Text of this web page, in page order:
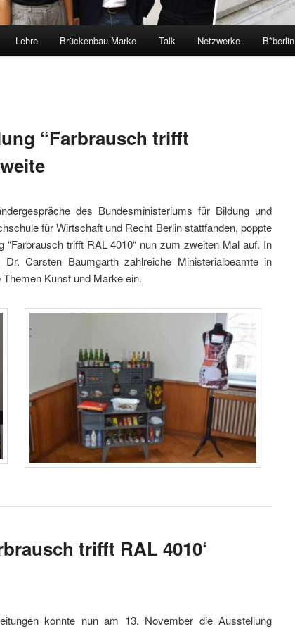
Lehre Brückenbau Marke Talk Netzwerke B*berlin
“Farbrausch trifft
des Bundesministeriums für Bildung und
für Wirtschaft und Recht Berlin stattfanden, poppte
“Farbrausch trifft RAL 4010“ nun zum zweiten Mal auf. In
Carsten Baumgarth zahlreiche Ministerialbeamte in
Kunst und Marke ein.
trifft RAL 4010‘
konnte nun am 13. November die Ausstellung